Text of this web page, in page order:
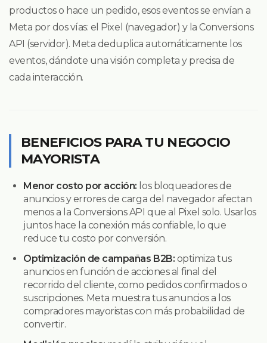
productos o hace un pedido, esos eventos se envían a
Meta por dos vías: el Pixel (navegador) y la Conversions
API (servidor). Meta deduplica automáticamente los
eventos, dándote una visión completa y precisa de
cada interacción.
BENEFICIOS PARA TU NEGOCIO
MAYORISTA
Menor costo por acción: los bloqueadores de
anuncios y errores de carga del navegador afectan
menos a la Conversions API que al Pixel solo. Usarlos
juntos hace la conexión más confiable, lo que
reduce tu costo por conversión.
Optimización de campañas B2B: optimiza tus
anuncios en función de acciones al final del
recorrido del cliente, como pedidos confirmados o
suscripciones. Meta muestra tus anuncios a los
compradores mayoristas con más probabilidad de
convertir.